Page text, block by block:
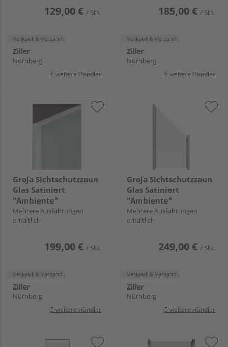
129,00 € / Stk.
Verkauf & Versand
Ziller
Nürnberg
6 weitere Händler
185,00 € / Stk.
Verkauf & Versand
Ziller
Nürnberg
6 weitere Händler
GroJa Sichtschutzzaun
Glas Satiniert
"Ambiente"
Mehrere Ausführungen
erhältlich
199,00 € / Stk.
Verkauf & Versand
Ziller
Nürnberg
5 weitere Händler
GroJa Sichtschutzzaun
Glas Satiniert
"Ambiente"
Mehrere Ausführungen
erhältlich
249,00 € / Stk.
Verkauf & Versand
Ziller
Nürnberg
5 weitere Händler